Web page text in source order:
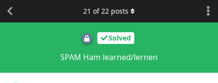
Solved
SPAM Ham learned/lernen
21 of22 posts